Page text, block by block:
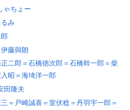
ゃちょー
み
藤與朗
正二郎＝石橋徳次郎＝石橋幹一郎＝柴
昭＝海埼洋一郎
田隆夫
三＝戸崎誠喜＝室伏稔＝丹羽宇一郎＝